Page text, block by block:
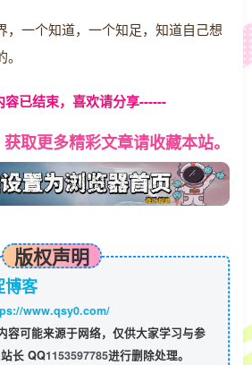
，一个知道，一个知足，知道自己想
容已结束，喜欢请分享------
取更多精彩文章请收藏本站。
版权声明
博客
www.qsy0.com/
容可能来源于网络，仅供大家学习与参
长 QQ1153597785进行删除处理。